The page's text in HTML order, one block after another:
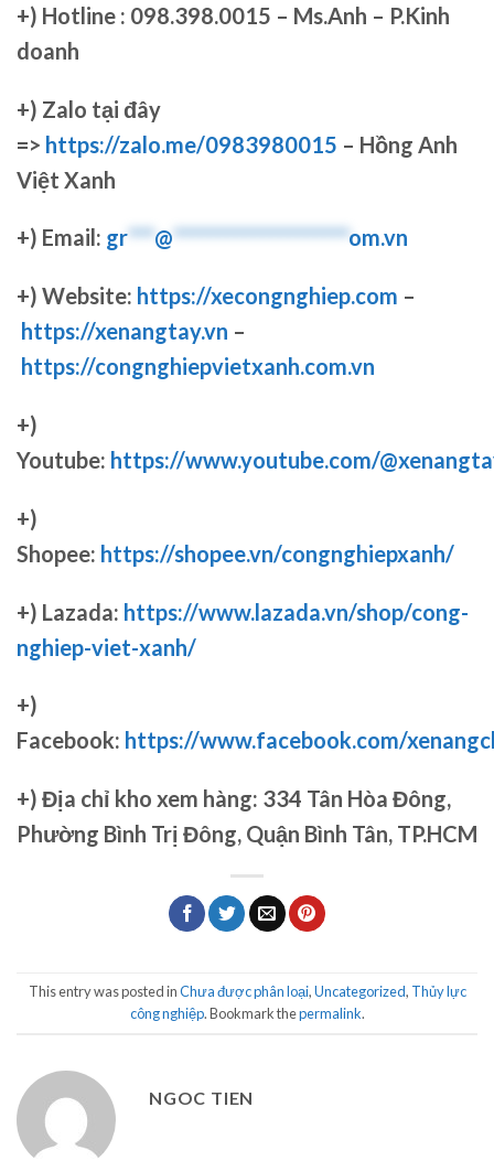
+) Hotline : 098.398.0015 – Ms.Anh – P.Kinh
doanh
+) Zalo tại đây
=> https://zalo.me/0983980015 – Hồng Anh
Việt Xanh
+) Email: gr***@********************om.vn
+) Website: https://xecongnghiep.com –
https://xenangtay.vn –
https://congnghiepvietxanh.com.vn
+)
Youtube: https://www.youtube.com/
+)
Shopee: https://shopee.vn/congnghiepxanh/
+) Lazada: https://www.lazada.vn/shop/cong-
nghiep-viet-xanh/
+)
Facebook: https://www.facebook.com/
+) Địa chỉ kho xem hàng: 334 Tân Hòa Đông,
Phường Bình Trị Đông, Quận Bình Tân, TP.HCM
This entry was posted inChưa được phân loại,Uncategorized, Thủy lực
công nghiệp. Bookmark thepermalink.
NGOC TIEN